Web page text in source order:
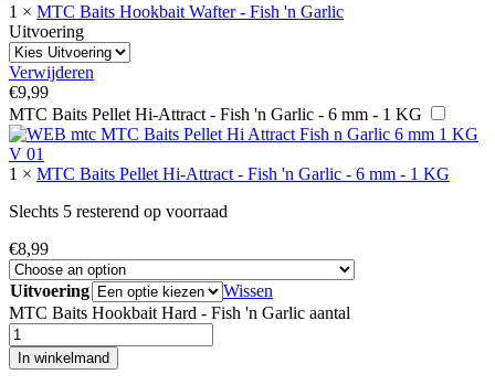
1 × MTC Baits Hookbait Wafter - Fish 'n Garlic
Uitvoering
Verwijderen
€9,99
MTC Baits Pellet Hi-Attract - Fish 'n Garlic - 6 mm - 1 KG
1 × MTC Baits Pellet Hi-Attract - Fish 'n Garlic - 6 mm - 1 KG
Slechts 5 resterend op voorraad
€8,99
Uitvoering
Wissen
MTC Baits Hookbait Hard - Fish 'n Garlic aantal
In winkelmand